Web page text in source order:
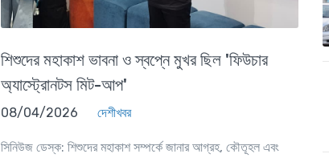
শিশুদের মহাকাশ ভাবনা ও স্বপ্নে মুখর ছিল 'ফিউচার
অ্যাস্ট্রোনটস মিট-আপ'
08/04/2026 দেশীখবর
সিনিউজ ডেস্ক: শিশুদের মহাকাশ সম্পর্কে জানার আগ্রহ, কৌতূহল এবং